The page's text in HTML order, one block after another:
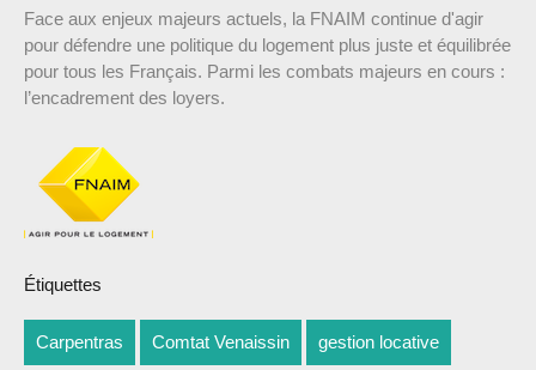
Face aux enjeux majeurs actuels, la FNAIM continue d'agir
pour défendre une politique du logement plus juste et équilibrée
pour tous les Français. Parmi les combats majeurs en cours :
l’encadrement des loyers.
Étiquettes
Carpentras Comtat Venaissin gestion locative